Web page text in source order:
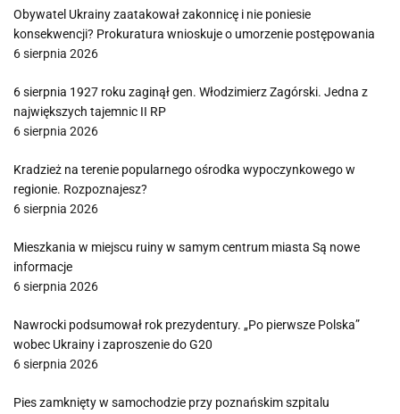
Obywatel Ukrainy zaatakował zakonnicę i nie poniesie
konsekwencji? Prokuratura wnioskuje o umorzenie postępowania
6 sierpnia 2026
6 sierpnia 1927 roku zaginął gen. Włodzimierz Zagórski. Jedna z
największych tajemnic II RP
6 sierpnia 2026
Kradzież na terenie popularnego ośrodka wypoczynkowego w
regionie. Rozpoznajesz?
6 sierpnia 2026
Mieszkania w miejscu ruiny w samym centrum miasta Są nowe
informacje
6 sierpnia 2026
Nawrocki podsumował rok prezydentury. „Po pierwsze Polska”
wobec Ukrainy i zaproszenie do G20
6 sierpnia 2026
Pies zamknięty w samochodzie przy poznańskim szpitalu